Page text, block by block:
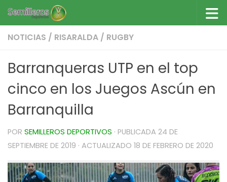
Saltar al contenido
NOTICIAS / RISARALDA / RUGBY
Barranqueras UTP en el top
cinco en los Juegos Ascún en
Barranquilla
POR SEMILLEROS DEPORTIVOS · PUBLICADA 24 DE
SEPTIEMBRE DE 2019 · ACTUALIZADO 18 DE FEBRERO DE 2020